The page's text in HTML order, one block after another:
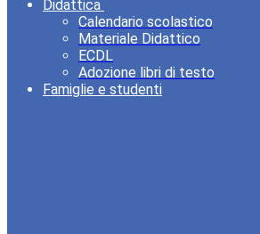
Didattica
Calendario scolastico
Materiale Didattico
ECDL
Adozione libri di testo
Famiglie e studenti